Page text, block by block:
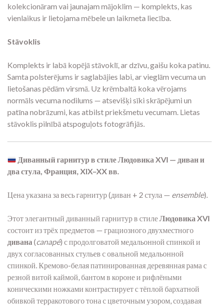
kolekcionāram vai jaunajam mājoklim — komplekts, kas
vienlaikus ir lietojama mēbele un laikmeta liecība.
Stāvoklis
Komplekts ir labā kopējā stāvoklī, ar dzīvu, gaišu koka patinu.
Samta polsterējums ir saglabājies labi, ar vieglām vecuma un
lietošanas pēdām virsmā. Uz krēmbaltā koka vērojams
normāls vecuma nodilums — atsevišķi sīki skrāpējumi un
patīna nobrāzumi, kas atbilst priekšmetu vecumam. Lietas
stāvoklis pilnībā atspoguļots fotogrāfijās.
Диванный гарнитур в стиле Людовика XVI — диван и
два стула, Франция, XIX–XX вв.
Цена указана за весь гарнитур (диван + 2 стула — ensemble).
Этот элегантный диванный гарнитур в стилеЛюдовика XVI
состоит из трёх предметов — грациозного двухместного
дивана (canapé) с продолговатой медальонной спинкой и
двух согласованных стульев с овальной медальонной
спинкой. Кремово-белая патинированная деревянная рама с
резной витой каймой, бантом в короне и рифлёными
коническими ножками контрастирует с тёплой бархатной
обивкой терракотового тона с цветочным узором, создавая